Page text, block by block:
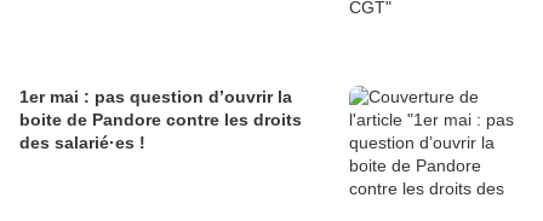
1er mai : pas question d’ouvrir la
boite de Pandore contre les droits
des salarié·es !